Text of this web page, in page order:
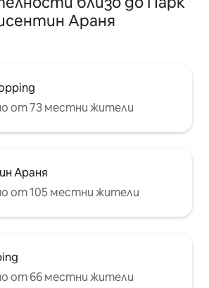
Араня
от 73 местни жители
Араня
от 105 местни жители
от 66 местни жители